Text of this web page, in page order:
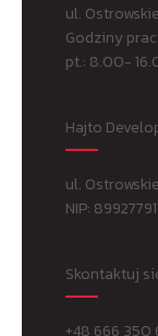
ul.
Godziny
pt.: 8.00-
Hajto
ul.
NIP:
Skontaktuj
+48 666 350